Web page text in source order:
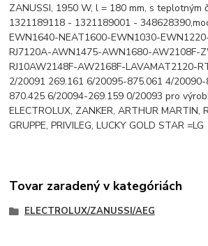
ZANUSSI, 1950 W, l = 180 mm, s teplotným
1321189118 - 1321189001 -
EWN1640-NEAT1600-EWN1030-
RJ7120A-AWN1475-AWN1680-AW2108F-
RJ10AW2148F-AW2168F-LAVAMAT2120-
2/20091 269.161 6/20095-875.061 4/
870.425 6/20094-269.159 0/20093 pro
ELECTROLUX, ZANKER, ARTHUR MARTIN,
GRUPPE, PRIVILEG, LUCKY GOLD STAR =LG
Tovar zaradený v kategóriách
ELECTROLUX/ZANUSSI/AEG